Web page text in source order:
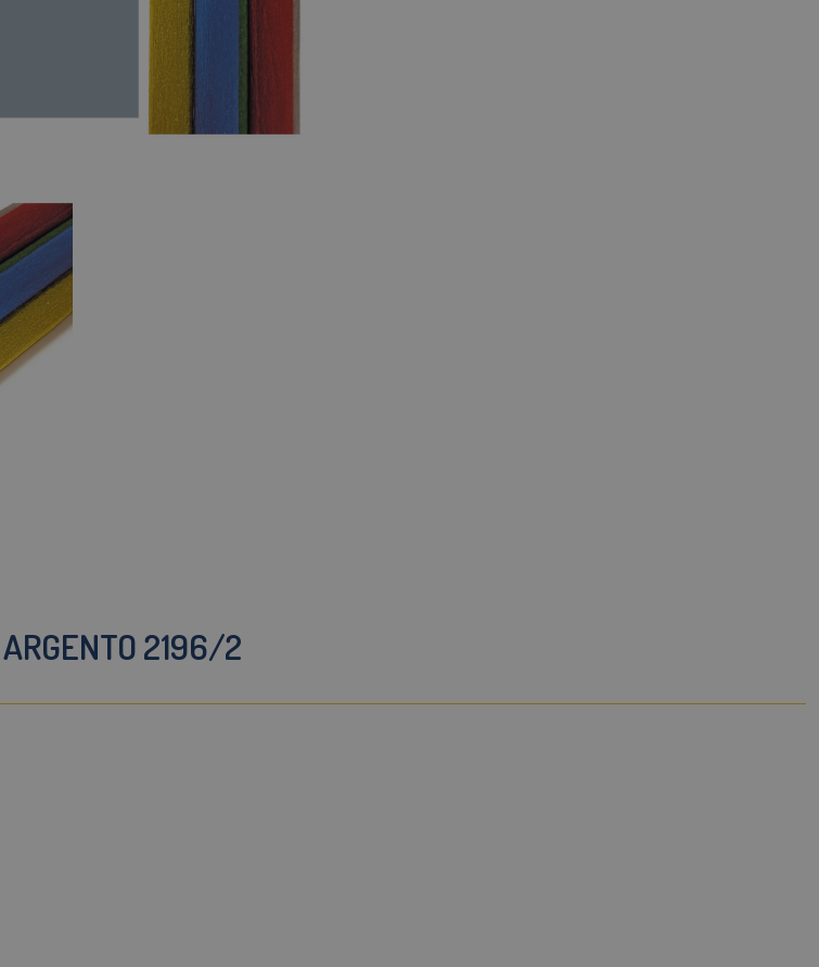
ARGENTO 2196/2